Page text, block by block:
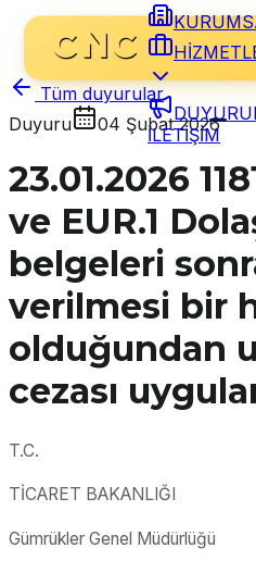
İLETİŞİM
Tüm duyurular
Duyuru
04 Şubat 2026
23.01.2026
ve EUR.1
belgeleri
verilmesi bir
olduğundan
cezası
T.C.
TİCARET BAKANLIĞI
Gümrükler Genel Müdürlüğü